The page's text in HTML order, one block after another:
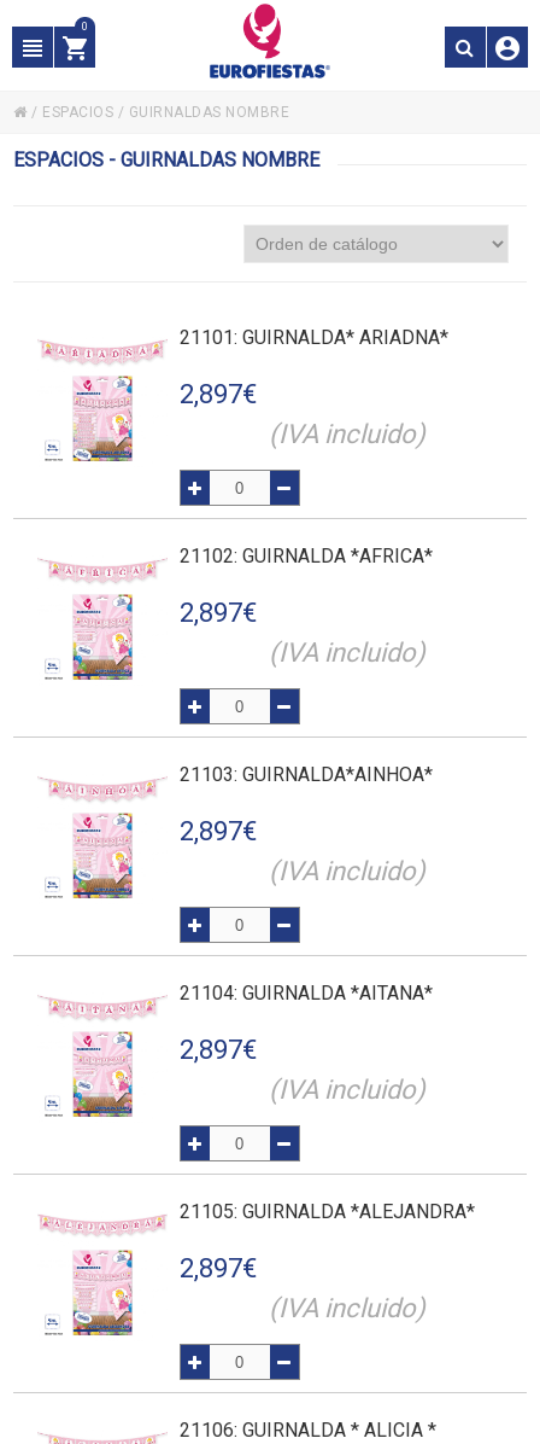
0
/ ESPACIOS / GUIRNALDAS NOMBRE
ESPACIOS - GUIRNALDAS NOMBRE
21101: GUIRNALDA* ARIADNA*
2,897€
(IVA incluido)
21102: GUIRNALDA *AFRICA*
2,897€
(IVA incluido)
21103: GUIRNALDA*AINHOA*
2,897€
(IVA incluido)
21104: GUIRNALDA *AITANA*
2,897€
(IVA incluido)
21105: GUIRNALDA *ALEJANDRA*
2,897€
(IVA incluido)
21106: GUIRNALDA * ALICIA *